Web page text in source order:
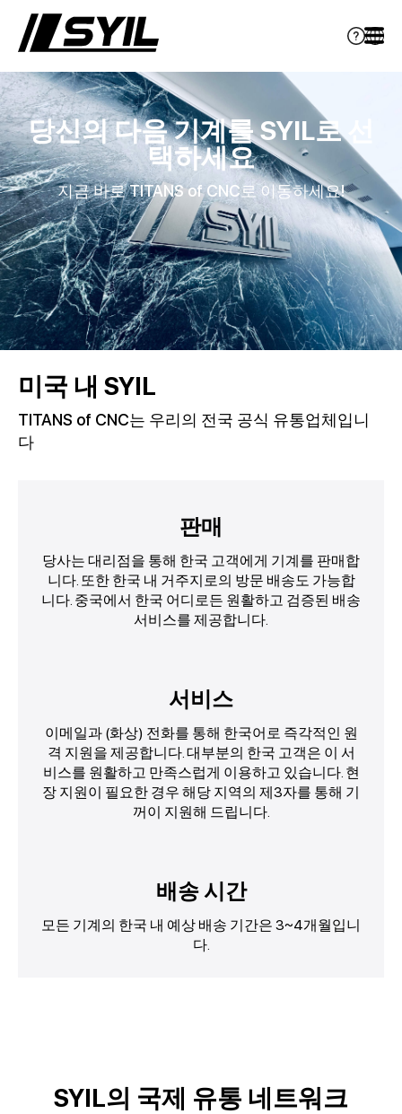
당신의 다음 기계를 SYIL로 선
택하세요
지금 바로 TITANS of CNC로 이동하세요!
미국 내 SYIL
TITANS of CNC는 우리의 전국 공식 유통업체입니
다
판매
당사는 대리점을 통해 한국 고객에게 기계를 판매합
니다. 또한 한국 내 거주지로의 방문 배송도 가능합
니다. 중국에서 한국 어디로든 원활하고 검증된 배송
서비스를 제공합니다.
서비스
이메일과 (화상) 전화를 통해 한국어로 즉각적인 원
격 지원을 제공합니다. 대부분의 한국 고객은 이 서
비스를 원활하고 만족스럽게 이용하고 있습니다. 현
장 지원이 필요한 경우 해당 지역의 제3자를 통해 기
꺼이 지원해 드립니다.
배송 시간
모든 기계의 한국 내 예상 배송 기간은 3~4개월입니
다.
SYIL의 국제 유통 네트워크